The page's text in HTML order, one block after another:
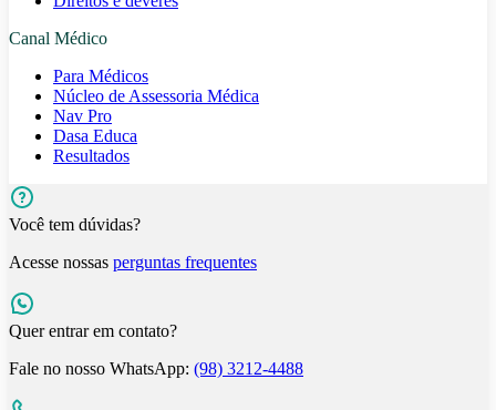
Canal Médico
Para Médicos
Núcleo de Assessoria Médica
Nav Pro
Dasa Educa
Resultados
Você tem dúvidas?
Acesse nossas perguntas frequentes
Quer entrar em contato?
Fale no nosso WhatsApp: (98) 3212-4488